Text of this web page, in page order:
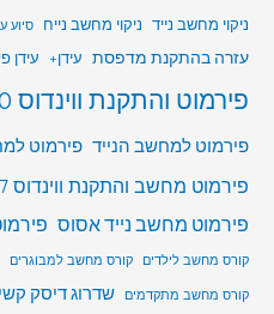
ניקוי מחשב נייד ניקוי מחשב נייח סיוע
עזרה בהתקנת מדפסת עידן+ עידן
פירמוט והתקנת ווינדוס 10
פירמוט למחשב הנייד פירמוט
פירמוט מחשב והתקנת ווינדוס 7
פירמוט מחשב נייד אסוס פירמוט
קורס מחשב לילדים קורס מחשב למבוגרים
קורס מחשב מתקדמים שדרוג דיסק קשיח